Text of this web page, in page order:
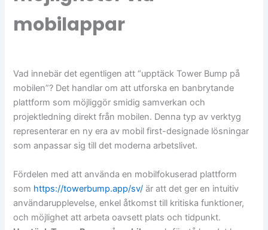
mobilappar
Vad innebär det egentligen att “upptäck Tower Bump på
mobilen”? Det handlar om att utforska en banbrytande
plattform som möjliggör smidig samverkan och
projektledning direkt från mobilen. Denna typ av verktyg
representerar en ny era av mobil first-designade lösningar
som anpassar sig till det moderna arbetslivet.
Fördelen med att använda en mobilfokuserad plattform
som https://towerbump.app/sv/ är att det ger en intuitiv
användarupplevelse, enkel åtkomst till kritiska funktioner,
och möjlighet att arbeta oavsett plats och tidpunkt.